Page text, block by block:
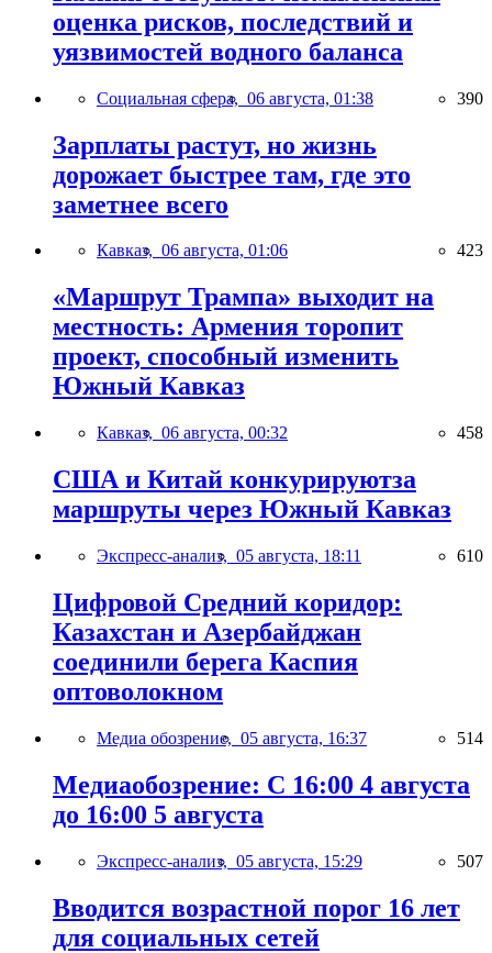
оценка рисков, последствий и
уязвимостей водного баланса
Социальная сфера, 06 августа, 01:38 390
Зарплаты растут, но жизнь
дорожает быстрее там, где это
заметнее всего
Кавказ, 06 августа, 01:06 423
«Маршрут Трампа» выходит на
местность: Армения торопит
проект, способный изменить
Южный Кавказ
Кавказ, 06 августа, 00:32 458
США и Китай конкурируютза
маршруты через Южный Кавказ
Экспресс-анализ, 05 августа, 18:11 610
Цифровой Средний коридор:
Казахстан и Азербайджан
соединили берега Каспия
оптоволокном
Медиа обозрение, 05 августа, 16:37 514
Медиаобозрение: С 16:00 4 августа
до 16:00 5 августа
Экспресс-анализ, 05 августа, 15:29 507
Вводится возрастной порог 16 лет
для социальных сетей